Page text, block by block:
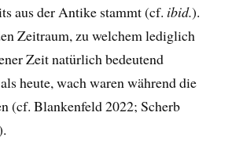
aus der Antike stammt (cf. ibid.).
Zeitraum, zu welchem lediglich
Zeit natürlich bedeutend
heute, wach waren während die
(cf. Blankenfeld 2022; Scherb